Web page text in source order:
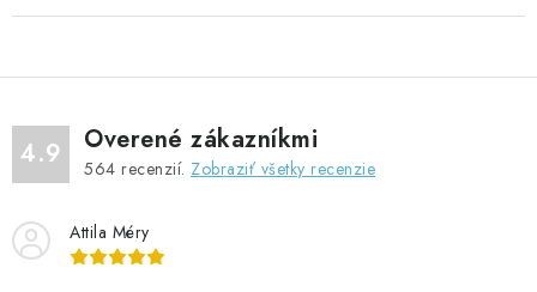
4.9 Overené zákazníkmi
564 recenzií. Zobraziť všetky recenzie
Attila Méry